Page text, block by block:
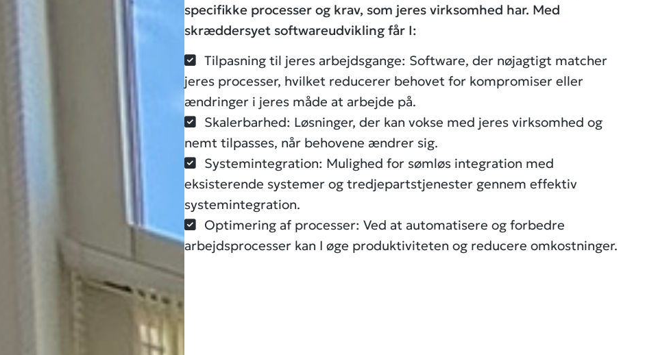
specifikke processer og krav, som jeres virksomhed har. Med
skræddersyet softwareudvikling får I:
Tilpasning til jeres arbejdsgange: Software, der nøjagtigt matcher
jeres processer, hvilket reducerer behovet for kompromiser eller
ændringer i jeres måde at arbejde på.
Skalerbarhed: Løsninger, der kan vokse med jeres virksomhed og
nemt tilpasses, når behovene ændrer sig.
Systemintegration: Mulighed for sømløs integration med
eksisterende systemer og tredjepartstjenester gennem effektiv
systemintegration.
Optimering af processer: Ved at automatisere og forbedre
arbejdsprocesser kan I øge produktiviteten og reducere omkostninger.